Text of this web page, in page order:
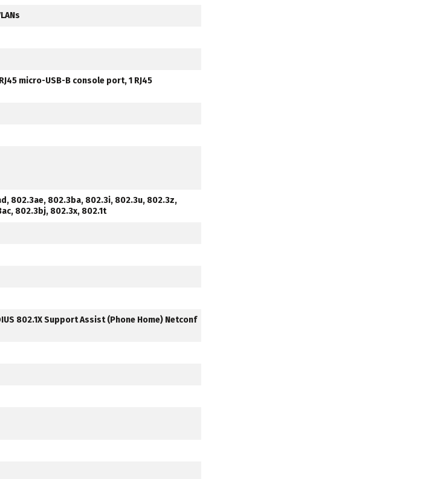
micro-USB-B console port, 1 RJ45
802.3ae, 802.3ba, 802.3i, 802.3u, 802.3z,
802.3bj, 802.3x, 802.1t
802.1X Support Assist (Phone Home) Netconf